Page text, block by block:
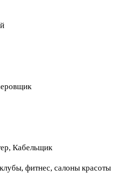
Кабельщик
фитнес, салоны красоты